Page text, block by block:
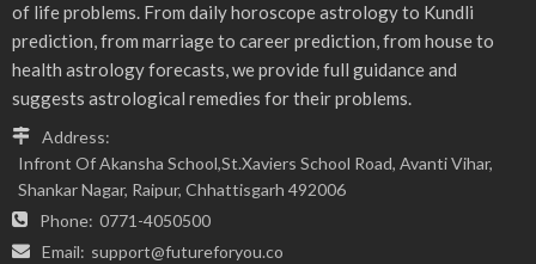
of life problems. From daily horoscope astrology to Kundli
prediction, from marriage to career prediction, from house to
health astrology forecasts, we provide full guidance and
suggests astrological remedies for their problems.
Address:
Infront Of Akansha School,St.Xaviers School Road, Avanti Vihar,
Shankar Nagar, Raipur, Chhattisgarh 492006
Phone: 0771-4050500
Email: support@futureforyou.co